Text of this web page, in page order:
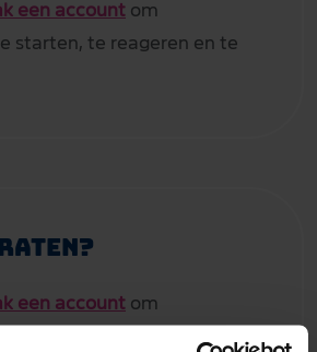
een account om
starten, te reageren en te
een account om